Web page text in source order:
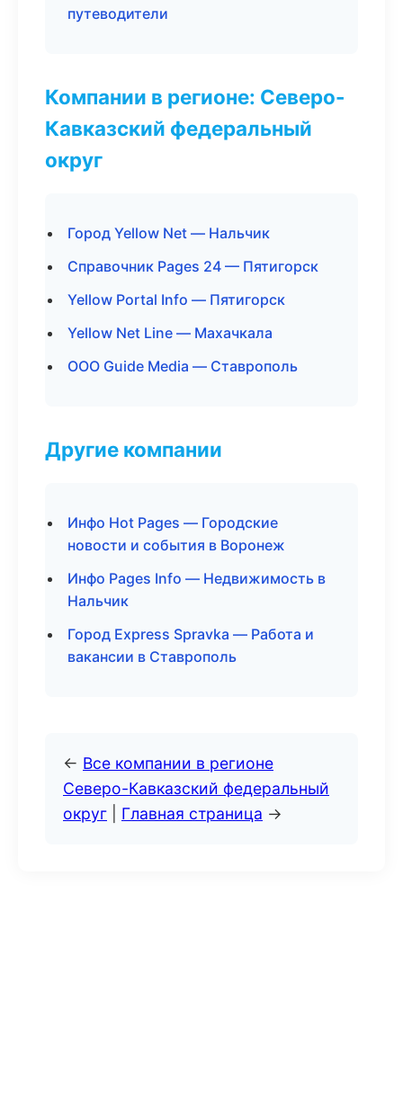
путеводители
Компании в регионе: Северо-
Кавказский федеральный
округ
Город Yellow Net — Нальчик
Справочник Pages 24 — Пятигорск
Yellow Portal Info — Пятигорск
Yellow Net Line — Махачкала
ООО Guide Media — Ставрополь
Другие компании
Инфо Hot Pages — Городские
новости и события в Воронеж
Инфо Pages Info — Недвижимость в
Нальчик
Город Express Spravka — Работа и
вакансии в Ставрополь
← Все компании в регионе
Северо-Кавказский федеральный
округ
Главная страница →